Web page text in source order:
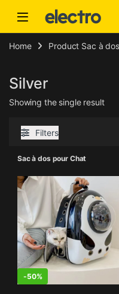
Home Product Sac à
Silver
Showing the single result
Filters
Sac à dos pour Chat
-50%